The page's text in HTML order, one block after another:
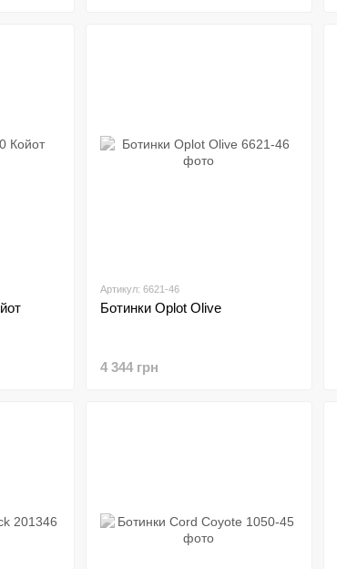
Артикул: 6621-46
Ботинки Oplot Olive
4 344 грн